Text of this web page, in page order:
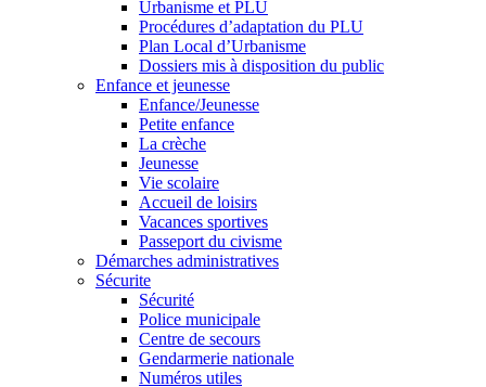
Urbanisme et PLU
Procédures d’adaptation du PLU
Plan Local d’Urbanisme
Dossiers mis à disposition du public
Enfance et jeunesse
Enfance/Jeunesse
Petite enfance
La crèche
Jeunesse
Vie scolaire
Accueil de loisirs
Vacances sportives
Passeport du civisme
Démarches administratives
Sécurite
Sécurité
Police municipale
Centre de secours
Gendarmerie nationale
Numéros utiles